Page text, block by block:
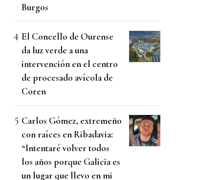
Burgos
El Concello de Ourense
da luz verde a una
intervención en el centro
de procesado avícola de
Coren
Carlos Gómez, extremeño
con raíces en Ribadavia:
“Intentaré volver todos
los años porque Galicia es
un lugar que llevo en mi